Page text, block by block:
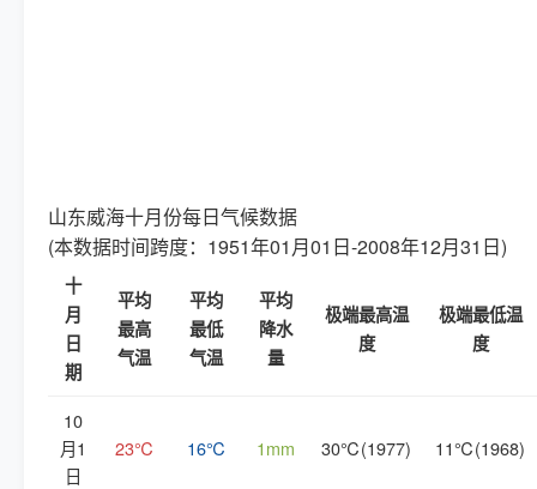
山东威海十月份每日气候数据
(本数据时间跨度：1951年01月01日-2008年12月31日)
十
月
日
期
平均
最高
气温
平均
最低
气温
平均
降水
量
极端最高温
度
极端最低温
度
10
月1
日
23℃ 16℃ 1mm 30℃(1977) 11℃(1968)